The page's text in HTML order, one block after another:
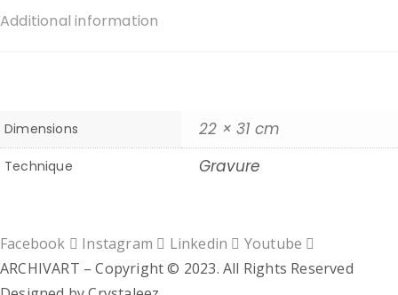
Additional information
Dimensions 22 × 31 cm
Technique Gravure
Facebook Instagram Linkedin
Youtube
ARCHIVART – Copyright © 2023. All Rights Reserved